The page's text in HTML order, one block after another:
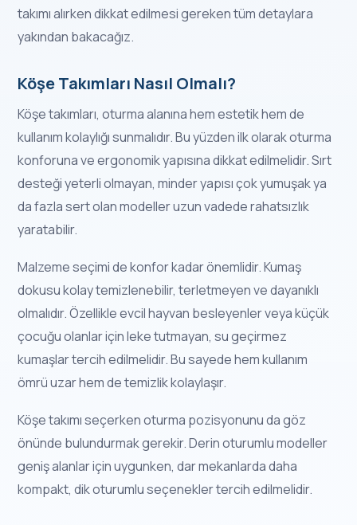
takımı alırken dikkat edilmesi gereken tüm detaylara
yakından bakacağız.
Köşe Takımları Nasıl Olmalı?
Köşe takımları, oturma alanına hem estetik hem de
kullanım kolaylığı sunmalıdır. Bu yüzden ilk olarak oturma
konforuna ve ergonomik yapısına dikkat edilmelidir. Sırt
desteği yeterli olmayan, minder yapısı çok yumuşak ya
da fazla sert olan modeller uzun vadede rahatsızlık
yaratabilir.
Malzeme seçimi de konfor kadar önemlidir. Kumaş
dokusu kolay temizlenebilir, terletmeyen ve dayanıklı
olmalıdır. Özellikle evcil hayvan besleyenler veya küçük
çocuğu olanlar için leke tutmayan, su geçirmez
kumaşlar tercih edilmelidir. Bu sayede hem kullanım
ömrü uzar hem de temizlik kolaylaşır.
Köşe takımı seçerken oturma pozisyonunu da göz
önünde bulundurmak gerekir. Derin oturumlu modeller
geniş alanlar için uygunken, dar mekanlarda daha
kompakt, dik oturumlu seçenekler tercih edilmelidir.